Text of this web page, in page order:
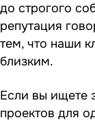
до строгого
репутация
тем, что наши
близким.
Если вы ищете
проектов для